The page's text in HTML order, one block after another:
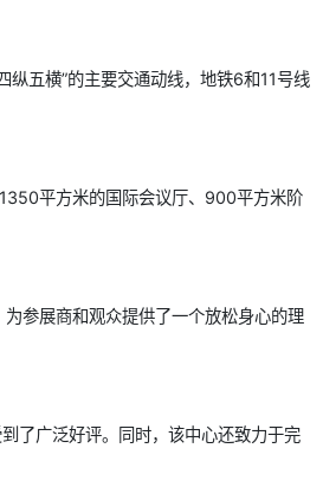
五横”的主要交通动线，地铁6和11号线
平方米的国际会议厅、900平方米阶
参展商和观众提供了一个放松身心的理
了广泛好评。同时，该中心还致力于完